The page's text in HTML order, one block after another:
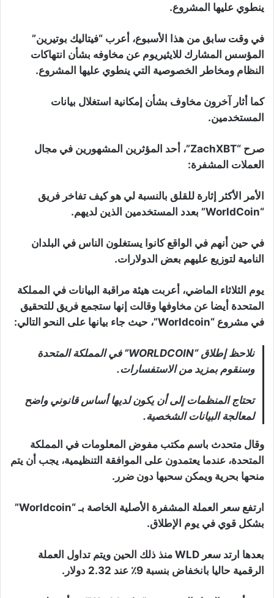
ينطوي عليها المشروع.
في وقت سابق من هذا الأسبوع، أعرب “فيتاليك بوتيرين”
المؤسس المشارك للايثيريوم عن مخاوفه بشأن انتهاكات
النظام ومخاطر الخصوصية التي ينطوي عليها المشروع.
كما أثار آخرون مخاوف بشأن إمكانية استغلال بيانات
المستخدمين.
صرح “ZachXBT”، أحد المؤثرين المشهورين في مجال
العملات المشفرة:
الأمر الأكثر إثارة للقلق بالنسبة لي هو كيف تفاخر فريق
“WorldCoin” بعدد المستخدمين الذين لديهم.
في حين أنهم في الواقع كانوا يستغلون الناس في البلدان
النامية لتوزيع عليهم بعض الدولارات.
يوم الثلاثاء الماضي، أعربت هيئة مراقبة البيانات في المملكة
المتحدة أيضا عن مخاوفها وقالت إنها ستجمع فريق للتحقيق
في مشروع “Worldcoin”، حيث جاء بيانها على النحو التالي:
نلاحظ إطلاق “WORLDCOIN” في المملكة المتحدة
وسنقوم بمزيد من الاستفسارات.
تحتاج المنظمات إلى أن يكون لديها أساس قانوني واضح
لمعالجة البيانات الشخصية.
وقال متحدث باسم مكتب مفوض المعلومات في المملكة
المتحدة، عندما يعتمدون على الموافقة التنظيمية، يجب أن يتم
منحها بحرية ويمكن سحبها دون ضرر.
ارتفع سعر العملة المشفرة الأصلية الخاصة بـ “Worldcoin”
بشكل قوي في يوم الإطلاق.
بعدها ارتد سعر WLD منذ ذلك الحين ويتم تداول العملة
الرقمية حاليا بانخفاض بنسبة 9٪ عند 2.32 دولار.